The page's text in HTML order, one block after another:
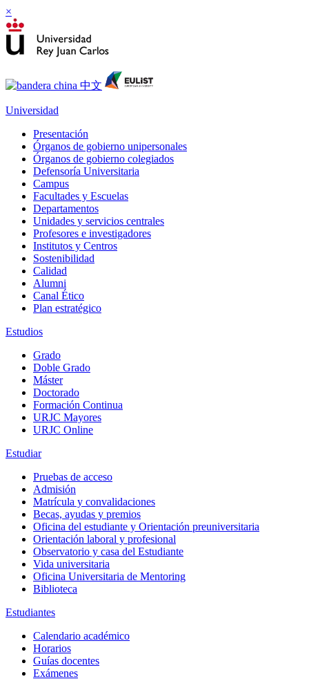
×
Universidad
Presentación
Órganos de gobierno unipersonales
Órganos de gobierno colegiados
Defensoría Universitaria
Campus
Facultades y Escuelas
Departamentos
Unidades y servicios centrales
Profesores e investigadores
Institutos y Centros
Sostenibilidad
Calidad
Alumni
Canal Ético
Plan estratégico
Estudios
Grado
Doble Grado
Máster
Doctorado
Formación Continua
URJC Mayores
URJC Online
Estudiar
Pruebas de acceso
Admisión
Matrícula y convalidaciones
Becas, ayudas y premios
Oficina del estudiante y Orientación preuniversitaria
Orientación laboral y profesional
Observatorio y casa del Estudiante
Vida universitaria
Oficina Universitaria de Mentoring
Biblioteca
Estudiantes
Calendario académico
Horarios
Guías docentes
Exámenes